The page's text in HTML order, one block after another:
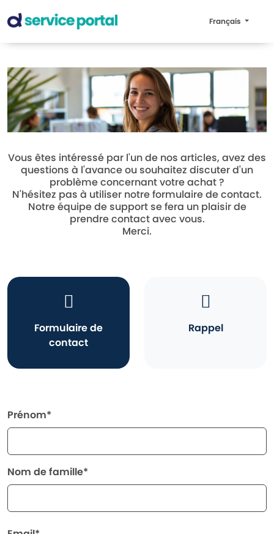
Français
Vous êtes intéressé par l'un de nos articles, avez des
questions à l'avance ou souhaitez discuter d'un
problème concernant votre achat ?
N'hésitez pas à utiliser notre formulaire de contact.
Notre équipe de support se fera un plaisir de
prendre contact avec vous.
Merci.
Formulaire de
contact
Rappel
Prénom*
Nom de famille*